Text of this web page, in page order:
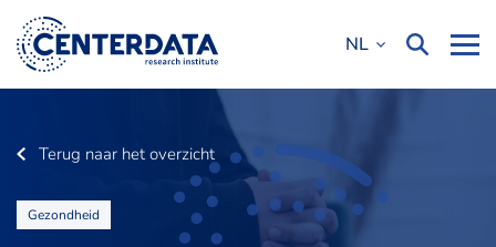
NL
Terug naar het overzicht
Gezondheid